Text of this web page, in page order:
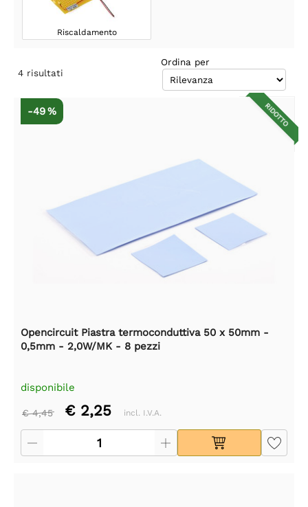
Riscaldamento
4 risultati
Ordina per
RIDOTTO
-49 %
Opencircuit Piastra termoconduttiva 50 x 50mm -
0,5mm - 2,0W/MK - 8 pezzi
disponibile
€ 4,45 € 2,25 incl. I.V.A.